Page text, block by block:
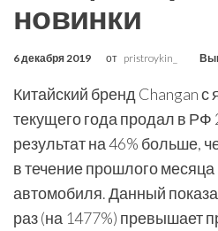
новинки
6 декабря 2019 от pristroykin_
Китайский бренд Changan с
текущего года продал в РФ
результат на 46% больше,
в течение прошлого
автомобиля. Данный
раз (на 1477%) превышает